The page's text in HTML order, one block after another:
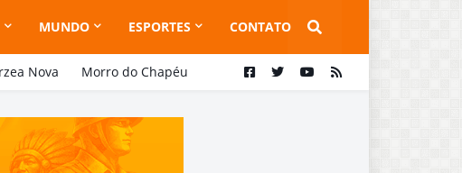
MUNDO ESPORTES CONTATO
Nova Morro do Chapéu